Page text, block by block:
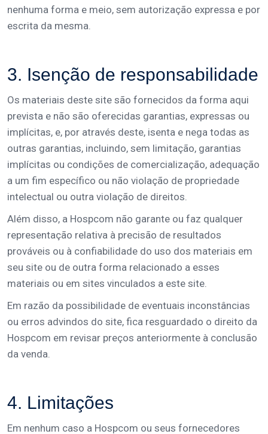
nenhuma forma e meio, sem autorização expressa e por
escrita da mesma.
3. Isenção de responsabilidade
Os materiais deste site são fornecidos da forma aqui
prevista e não são oferecidas garantias, expressas ou
implícitas, e, por através deste, isenta e nega todas as
outras garantias, incluindo, sem limitação, garantias
implícitas ou condições de comercialização, adequação
a um fim específico ou não violação de propriedade
intelectual ou outra violação de direitos.
Além disso, a Hospcom não garante ou faz qualquer
representação relativa à precisão de resultados
prováveis ​​ou à confiabilidade do uso dos materiais em
seu site ou de outra forma relacionado a esses
materiais ou em sites vinculados a este site.
Em razão da possibilidade de eventuais inconstâncias
ou erros advindos do site, fica resguardado o direito da
Hospcom em revisar preços anteriormente à conclusão
da venda.
4. Limitações
Em nenhum caso a Hospcom ou seus fornecedores